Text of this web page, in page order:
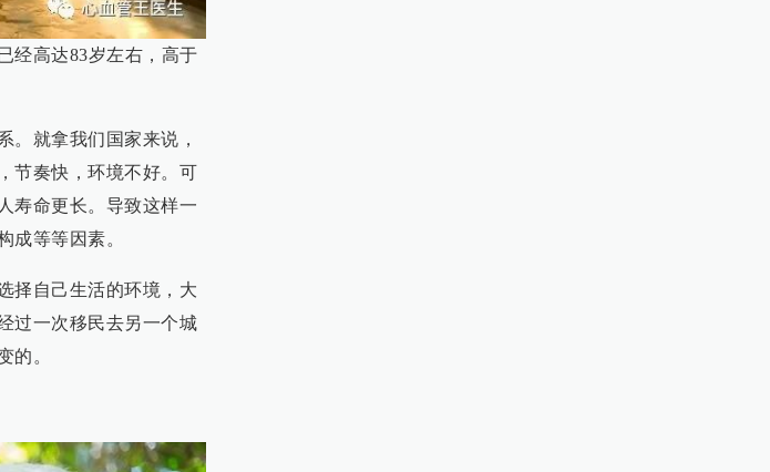
经高达83岁左右，高于
。就拿我们国家来说，
节奏快，环境不好。可
寿命更长。导致这样一
成等等因素。
择自己生活的环境，大
过一次移民去另一个城
的。